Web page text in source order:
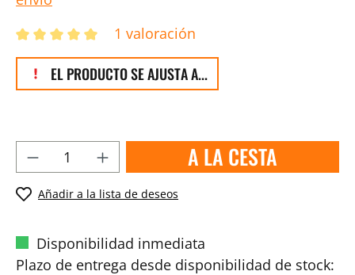
1 valoración
EL PRODUCTO SE AJUSTA A...
A LA CESTA
Añadir a la lista de deseos
Disponibilidad inmediata
Plazo de entrega desde disponibilidad de stock: